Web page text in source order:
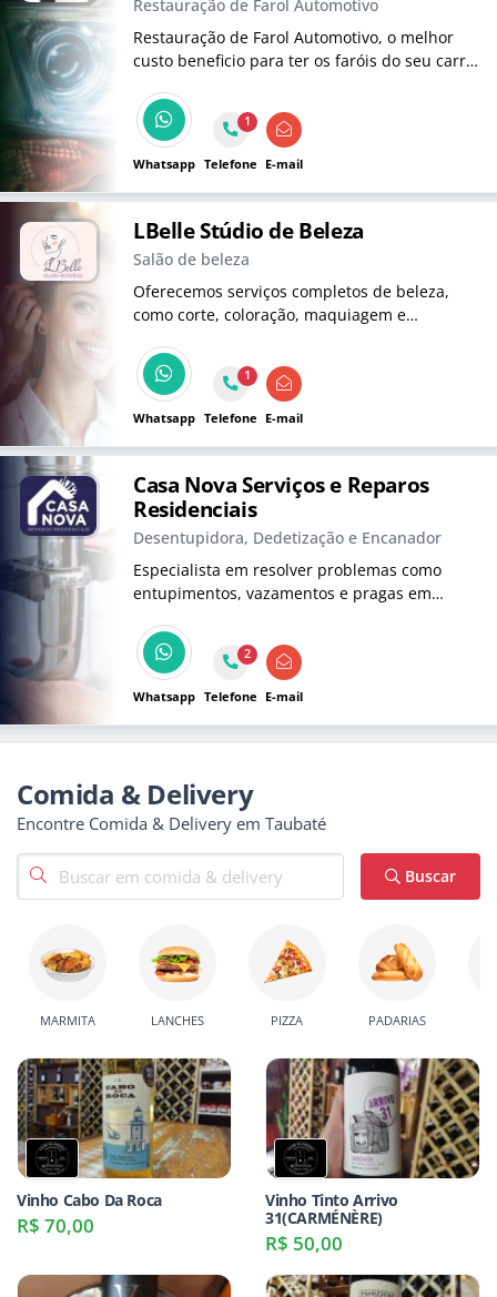
Restauração de Farol Automotivo
Restauração de Farol Automotivo, o melhor
custo beneficio para ter os faróis do seu carro
Whatsapp
1
Telefone E-mail
LBelle Stúdio de Beleza
Salão de beleza
Oferecemos serviços completos de beleza,
como corte, coloração, maquiagem e
incrível em qualquer ocasião.
Whatsapp
1
Telefone E-mail
Casa Nova Serviços e Reparos
Residenciais
Desentupidora, Dedetização e Encanador
Especialista em resolver problemas como
entupimentos, vazamentos e pragas em
os dias. Desentupimento rápido, consertos de
vazamentos e dedetização eficaz.
Whatsapp
2
Telefone E-mail
Comida & Delivery
Encontre Comida & Delivery em Taubaté
Buscar
MARMITA LANCHES PIZZA PADARIAS
Vinho Cabo Da Roca
R$ 70,00
Vinho Tinto Arrivo
31(CARMÉNÈRE)
R$ 50,00